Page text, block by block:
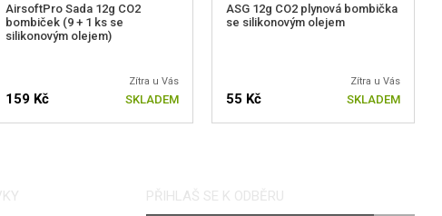
AirsoftPro Sada 12g CO2
bombiček (9 + 1 ks se
silikonovým olejem)
Zítra u Vás
159 Kč SKLADEM
ASG 12g CO2 plynová bombička
se silikonovým olejem
Zítra u Vás
55 Kč SKLADEM
PŘIHLAŠ SE K ODBĚRU